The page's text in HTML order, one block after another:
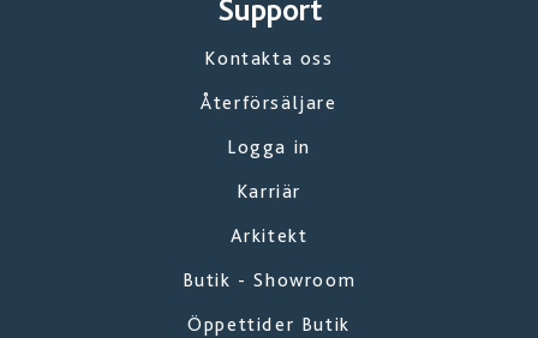
Support
Kontakta oss
Återförsäljare
Logga in
Karriär
Arkitekt
Butik - Showroom
Öppettider Butik